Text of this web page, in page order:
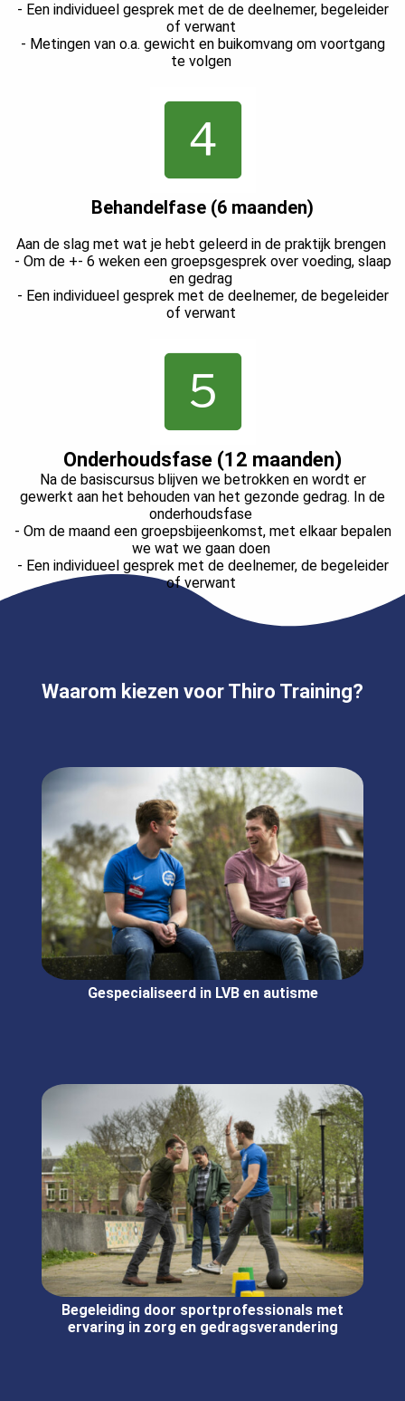
- Een individueel gesprek met de de deelnemer, begeleider
of verwant
- Metingen van o.a. gewicht en buikomvang om voortgang
te volgen
Behandelfase (6 maanden)
Aan de slag met wat je hebt geleerd in de praktijk brengen
- Om de +- 6 weken een groepsgesprek over voeding, slaap
en gedrag
- Een individueel gesprek met de deelnemer, de begeleider
of verwant
Onderhoudsfase (12 maanden)
Na de basiscursus blijven we betrokken en wordt er
gewerkt aan het behouden van het gezonde gedrag. In de
onderhoudsfase
- Om de maand een groepsbijeenkomst, met elkaar bepalen
we wat we gaan doen
- Een individueel gesprek met de deelnemer, de begeleider
of verwant
Waarom kiezen voor Thiro Training?
Gespecialiseerd in LVB en autisme
Begeleiding door sportprofessionals met
ervaring in zorg en gedragsverandering